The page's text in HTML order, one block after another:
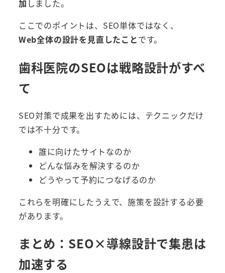
加 しました。
ここでのポイントは、SEO単体ではなく、
Web全体の設計を見直したことです。
歯科医院のSEOは戦略設計がすべ
て
SEO対策で成果を出すためには、テクニックだけ
では不十分です。
誰に向けたサイトなのか
どんな悩みを解決するのか
どうやって予約につなげるのか
これらを明確にしたうえで、施策を設計する必要
があります。
まとめ：SEO×導線設計で集患は
加速する